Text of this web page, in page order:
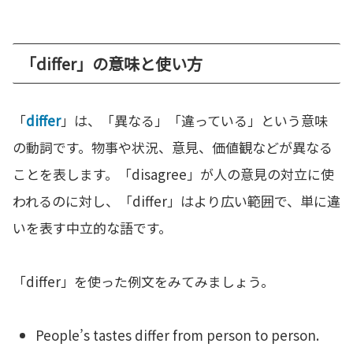
「differ」の意味と使い方
「differ」は、「異なる」「違っている」という意味
の動詞です。物事や状況、意見、価値観などが異なる
ことを表します。「disagree」が人の意見の対立に使
われるのに対し、「differ」はより広い範囲で、単に違
いを表す中立的な語です。
「differ」を使った例文をみてみましょう。
People’s tastes differ from person to person.